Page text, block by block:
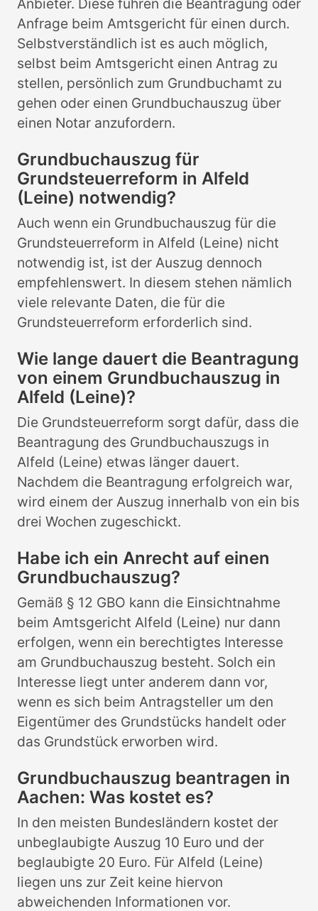
Anfrage beim Amtsgericht für einen durch.
Selbstverständlich ist es auch möglich,
selbst beim Amtsgericht einen Antrag zu
stellen, persönlich zum Grundbuchamt zu
gehen oder einen Grundbuchauszug über
einen Notar anzufordern.
Grundbuchauszug für
Grundsteuerreform in Alfeld
(Leine) notwendig?
Auch wenn ein Grundbuchauszug für die
Grundsteuerreform in Alfeld (Leine) nicht
notwendig ist, ist der Auszug dennoch
empfehlenswert. In diesem stehen nämlich
viele relevante Daten, die für die
Grundsteuerreform erforderlich sind.
Wie lange dauert die Beantragung
von einem Grundbuchauszug in
Alfeld (Leine)?
Die Grundsteuerreform sorgt dafür, dass die
Beantragung des Grundbuchauszugs in
Alfeld (Leine) etwas länger dauert.
Nachdem die Beantragung erfolgreich war,
wird einem der Auszug innerhalb von ein bis
drei Wochen zugeschickt.
Habe ich ein Anrecht auf einen
Grundbuchauszug?
Gemäß § 12 GBO kann die Einsichtnahme
beim Amtsgericht Alfeld (Leine) nur dann
erfolgen, wenn ein berechtigtes Interesse
am Grundbuchauszug besteht. Solch ein
Interesse liegt unter anderem dann vor,
wenn es sich beim Antragsteller um den
Eigentümer des Grundstücks handelt oder
das Grundstück erworben wird.
Grundbuchauszug beantragen in
Aachen: Was kostet es?
In den meisten Bundesländern kostet der
unbeglaubigte Auszug 10 Euro und der
beglaubigte 20 Euro. Für Alfeld (Leine)
liegen uns zur Zeit keine hiervon
abweichenden Informationen vor.